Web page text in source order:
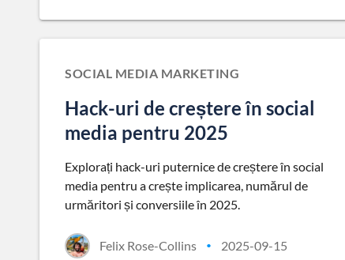
SOCIAL MEDIA MARKETING
Hack-uri de creștere în social
media pentru 2025
Explorați hack-uri puternice de creștere în social
media pentru a crește implicarea, numărul de
urmăritori și conversiile în 2025.
Felix Rose-Collins • 2025-09-15